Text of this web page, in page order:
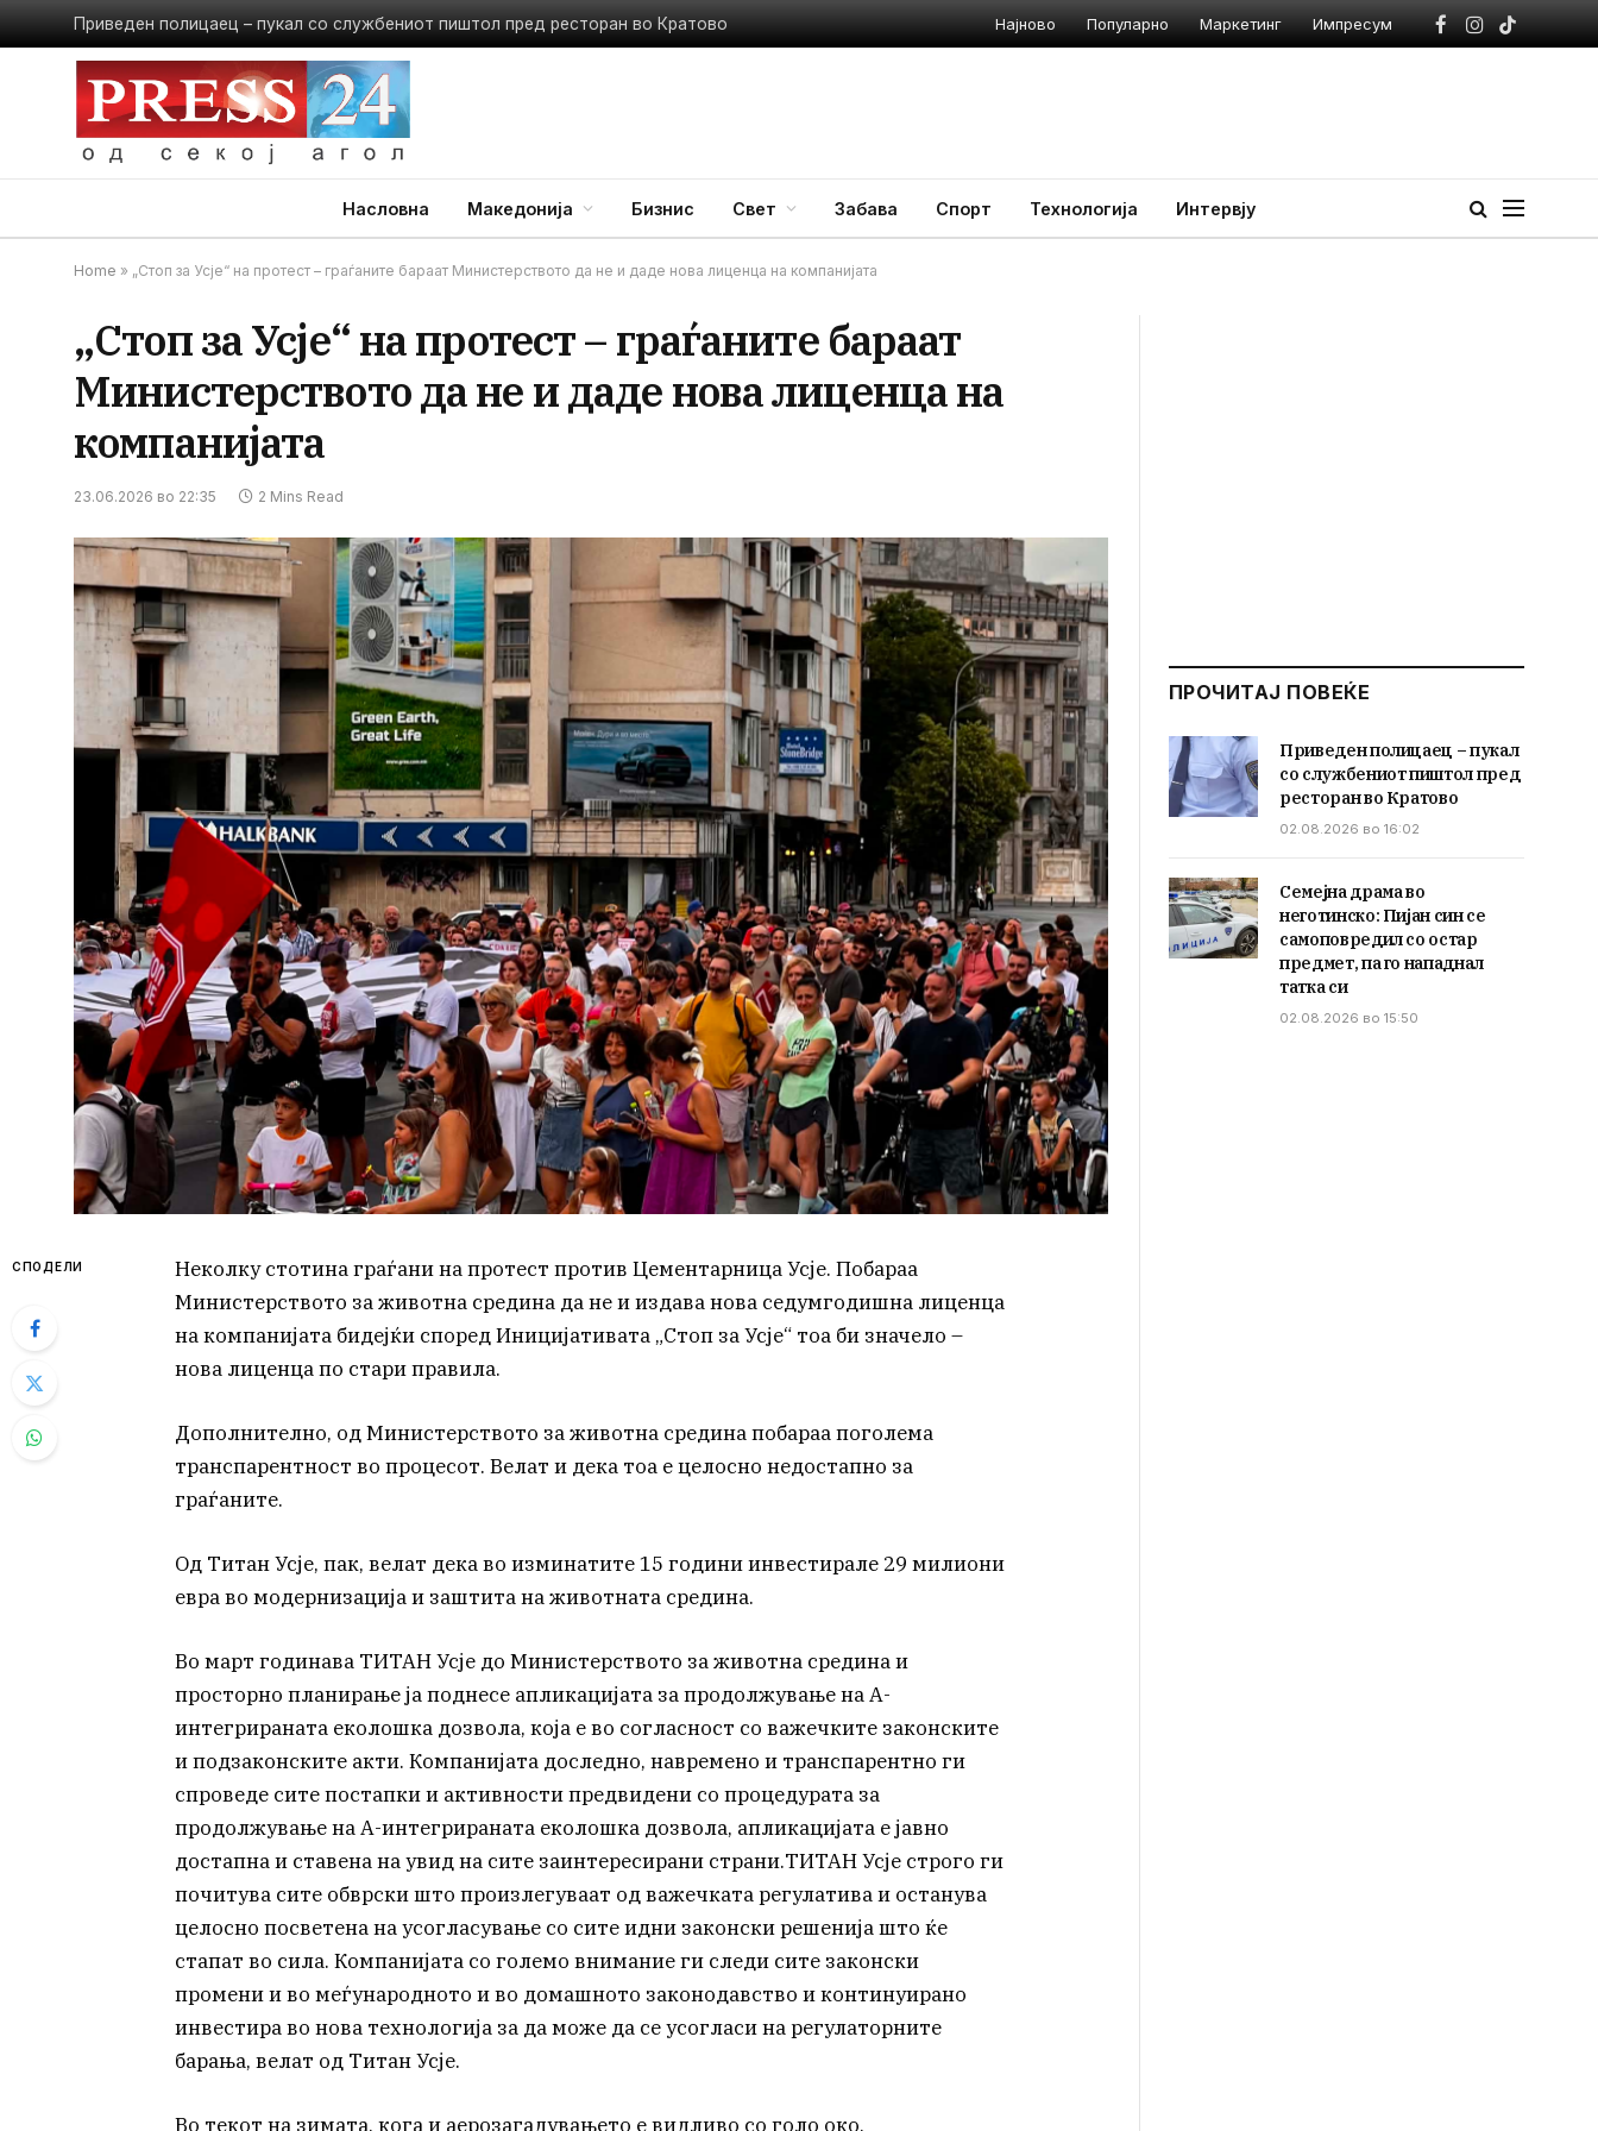
Приведен полицаец – пукал со службениот пиштол пред ресторан во Кратово Најново Популарно Маркетинг Импресум
Facebook
Instagram
TikTok
Насловна Македонија Бизнис Свет Забава Спорт Технологија Интервју
Home » „Стоп за Усје“ на протест – граѓаните бараат Министерството да не и даде нова лиценца на компанијата
„Стоп за Усје“ на протест – граѓаните бараат
Министерството да не и даде нова лиценца на
компанијата
23.06.2026 во 22:35 2 Mins Read
СПОДЕЛИ
Неколку стотина граѓани на протест против Цементарница Усје. Побараа
Министерството за животна средина да не и издава нова седумгодишна лиценца
на компанијата бидејќи според Иницијативата „Стоп за Усје“ тоа би значело –
нова лиценца по стари правила.
Дополнително, од Министерството за животна средина побараа поголема
транспарентност во процесот. Велат и дека тоа е целосно недостапно за
граѓаните.
Од Титан Усје, пак, велат дека во изминатите 15 години инвестирале 29 милиони
евра во модернизација и заштита на животната средина.
Во март годинава ТИТАН Усје до Министерството за животна средина и
просторно планирање ја поднесе апликацијата за продолжување на А-
интегрираната еколошка дозвола, која е во согласност со важечките законските
и подзаконските акти. Компанијата доследно, навремено и транспарентно ги
спроведе сите постапки и активности предвидени со процедурата за
продолжување на А-интегрираната еколошка дозвола, апликацијата е јавно
достапна и ставена на увид на сите заинтересирани страни.ТИТАН Усје строго ги
почитува сите обврски што произлегуваат од важечката регулатива и останува
целосно посветена на усогласување со сите идни законски решенија што ќе
стапат во сила. Компанијата со големо внимание ги следи сите законски
промени и во меѓународното и во домашното законодавство и континуирано
инвестира во нова технологија за да може да се усогласи на регулаторните
барања, велат од Титан Усје.
Во текот на зимата, кога и аерозагадувањето е видливо со голо око,
ПРОЧИТАЈ ПОВЕЌЕ
Приведен полицаец – пукал
со службениот пиштол пред
ресторан во Кратово
02.08.2026 во 16:02
Семејна драма во
неготинско: Пијан син се
самоповредил со остар
предмет, па го нападнал
татка си
02.08.2026 во 15:50